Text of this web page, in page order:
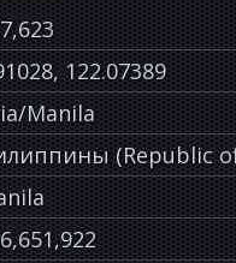
122.07389
Manila
(Republic